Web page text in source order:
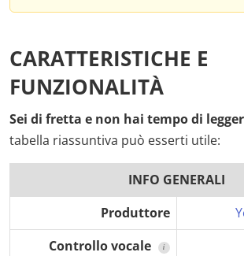
CARATTERISTICHE E
FUNZIONALITÀ
Sei di fretta e non hai tempo di
tabella riassuntiva può esserti utile:
INFO GENERALI
Produttore
Controllo vocale
i